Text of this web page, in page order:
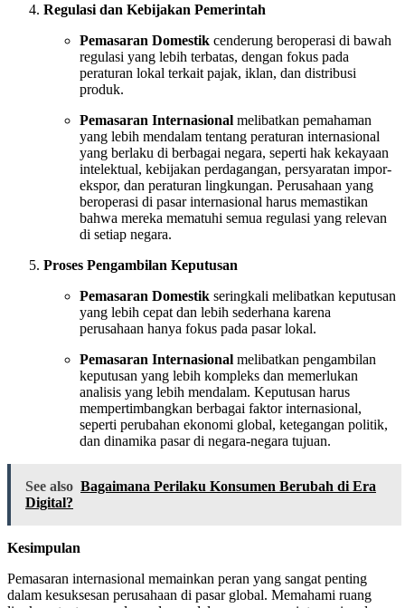
Regulasi dan Kebijakan Pemerintah
Pemasaran Domestik cenderung beroperasi di bawah
regulasi yang lebih terbatas, dengan fokus pada
peraturan lokal terkait pajak, iklan, dan distribusi
produk.
Pemasaran Internasional melibatkan pemahaman
yang lebih mendalam tentang peraturan internasional
yang berlaku di berbagai negara, seperti hak kekayaan
intelektual, kebijakan perdagangan, persyaratan impor-
ekspor, dan peraturan lingkungan. Perusahaan yang
beroperasi di pasar internasional harus memastikan
bahwa mereka mematuhi semua regulasi yang relevan
di setiap negara.
Proses Pengambilan Keputusan
Pemasaran Domestik seringkali melibatkan keputusan
yang lebih cepat dan lebih sederhana karena
perusahaan hanya fokus pada pasar lokal.
Pemasaran Internasional melibatkan pengambilan
keputusan yang lebih kompleks dan memerlukan
analisis yang lebih mendalam. Keputusan harus
mempertimbangkan berbagai faktor internasional,
seperti perubahan ekonomi global, ketegangan politik,
dan dinamika pasar di negara-negara tujuan.
See also Bagaimana Perilaku Konsumen Berubah di Era
Digital?
Kesimpulan
Pemasaran internasional memainkan peran yang sangat penting
dalam kesuksesan perusahaan di pasar global. Memahami ruang